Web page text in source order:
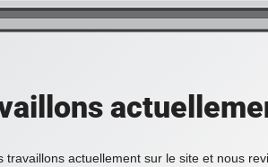
actuellement sur le site et nous